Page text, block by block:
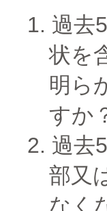
過去
状を
明ら
すか
過去
部又
なく